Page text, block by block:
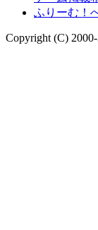
ふりーむ！
Copyright (C)